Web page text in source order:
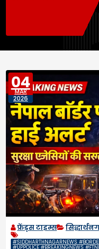
04
MAR
2026
फ्रेंड्स टाइम्स
#SIDDHARTHNAGARNEWS
#UPPOLICE #BREAKINGNEWS